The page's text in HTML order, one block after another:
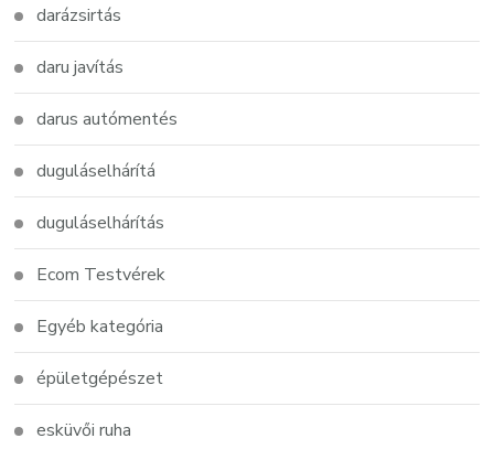
darázsirtás
daru javítás
darus autómentés
duguláselhárítá
duguláselhárítás
Ecom Testvérek
Egyéb kategória
épületgépészet
esküvői ruha